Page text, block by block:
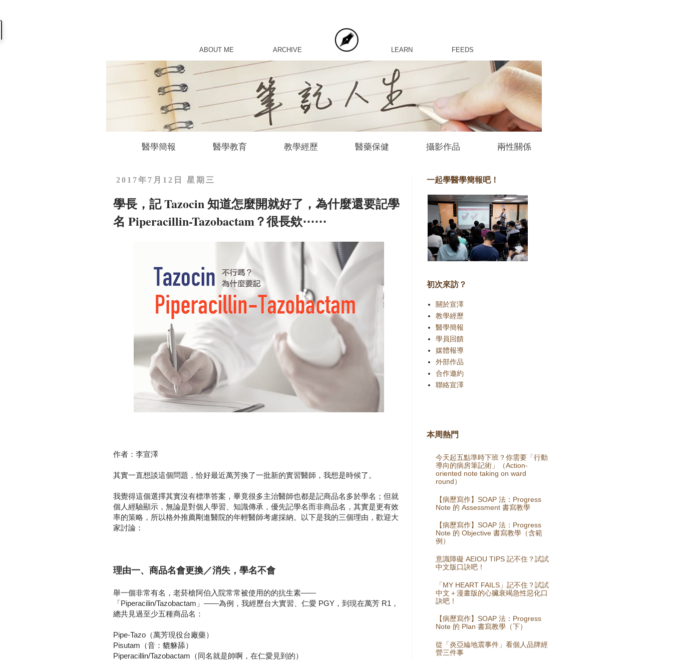
ABOUT ME ARCHIVE LEARN FEEDS
醫學簡報 醫學教育 教學經歷 醫藥保健 攝影作品 兩性關係
2017年7月12日 星期三
學長，記 Tazocin 知道怎麼開就好了，為什麼還要記學
名 Piperacillin-Tazobactam？很長欸⋯⋯
作者：李宣澤
其實一直想談這個問題，恰好最近萬芳換了一批新的實習醫師，我想是時候了。
我覺得這個選擇其實沒有標準答案，畢竟很多主治醫師也都是記商品名多於學名；但就
個人經驗顯示，無論是對個人學習、知識傳承，優先記學名而非商品名，其實是更有效
率的策略，所以格外推薦剛進醫院的年輕醫師考慮採納。以下是我的三個理由，歡迎大
家討論：
理由一、商品名會更換／消失，學名不會
舉一個非常有名，老菸槍阿伯入院常常被使用的的抗生素——
「Piperacilin/Tazobactam」——為例，我經歷台大實習、仁愛 PGY，到現在萬芳 R1，
總共見過至少五種商品名：
Pipe-Tazo（萬芳現役台廠藥）
Pisutam（音：貔貅舔）
Piperacillin/Tazobactam（同名就是帥啊，在仁愛見到的）
一起學醫學簡報吧！
初次來訪？
關於宣澤
教學經歷
醫學簡報
學員回饋
媒體報導
外部作品
合作邀約
聯絡宣澤
本周熱門
今天起五點準時下班？你需要「行動
導向的病房筆記術」（Action-
oriented note taking on ward
round）
【病歷寫作】SOAP 法：Progress
Note 的 Assessment 書寫教學
【病歷寫作】SOAP 法：Progress
Note 的 Objective 書寫教學（含範
例）
意識障礙 AEIOU TIPS 記不住？試試
中文版口訣吧！
「MY HEART FAILS」記不住？試試
中文＋漫畫版的心臟衰竭急性惡化口
訣吧！
【病歷寫作】SOAP 法：Progress
Note 的 Plan 書寫教學（下）
從「炎亞綸地震事件」看個人品牌經
營三件事